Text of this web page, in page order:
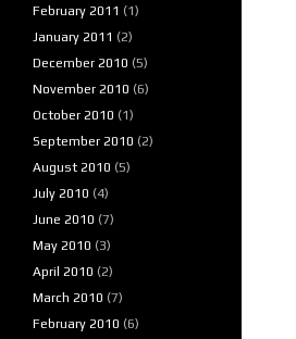
February 2011 (1)
January 2011 (2)
December 2010 (5)
November 2010 (6)
October 2010 (1)
September 2010 (2)
August 2010 (5)
July 2010 (4)
June 2010 (7)
May 2010 (3)
April 2010 (2)
March 2010 (7)
February 2010 (6)